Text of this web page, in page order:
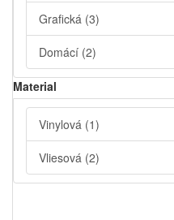
Grafická (3)
Domácí (2)
Material
Vinylová (1)
Vliesová (2)